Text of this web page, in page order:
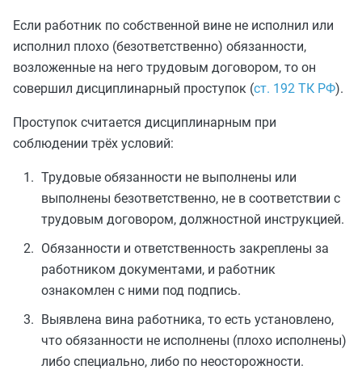
Если работник по собственной вине не исполнил или
исполнил плохо (безответственно) обязанности,
возложенные на него трудовым договором, то он
совершил дисциплинарный проступок (ст. 192 ТК РФ).
Проступок считается дисциплинарным при
соблюдении трёх условий:
Трудовые обязанности не выполнены или
выполнены безответственно, не в соответствии с
трудовым договором, должностной инструкцией.
Обязанности и ответственность закреплены за
работником документами, и работник
ознакомлен с ними под подпись.
Выявлена вина работника, то есть установлено,
что обязанности не исполнены (плохо исполнены)
либо специально, либо по неосторожности.